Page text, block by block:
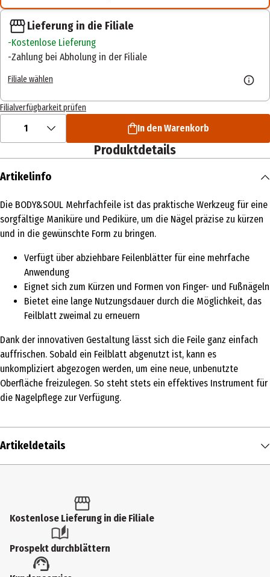
Lieferung in die Filiale
Kostenlose Lieferung
Zahlung bei Abholung in der Filiale
Filiale wählen
Filialverfügbarkeit prüfen
1 In den Warenkorb
Produktdetails
Artikelinfo
Die BODY&SOUL Mehrfachfeile ist das praktische Werkzeug für eine
sorgfältige Maniküre und Pediküre, um die Nägel präzise zu kürzen
und in die gewünschte Form zu bringen.
Verfügt über abziehbare Feilenblätter für eine mehrfache
Anwendung
Eignet sich zum Kürzen und Formen von Finger- und Fußnägeln
Bietet eine lange Nutzungsdauer durch die Möglichkeit, das
Feilblatt zweimal zu erneuern
Dank der innovativen Gestaltung lässt sich die Feile ganz einfach
auffrischen. Sobald ein Feilblatt abgenutzt ist, kann es
unkompliziert abgezogen werden, um eine neue, unbenutzte
Oberfläche freizulegen. So steht stets ein effektives Instrument für
die Nagelpflege zur Verfügung.
Artikeldetails
Produkttyp
Materialdetails
Kostenlose Lieferung in die Filiale
Prospekt durchblättern